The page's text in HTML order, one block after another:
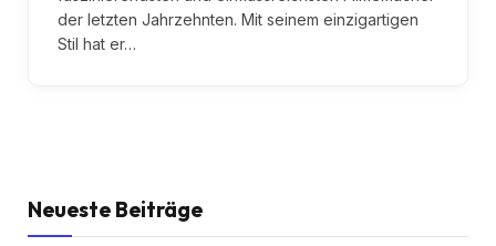
der letzten Jahrzehnten. Mit seinem einzigartigen
Stil hat er…
Neueste Beiträge